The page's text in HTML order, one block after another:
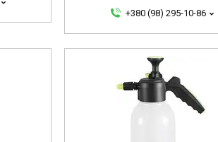
+380 (98) 295-10-86